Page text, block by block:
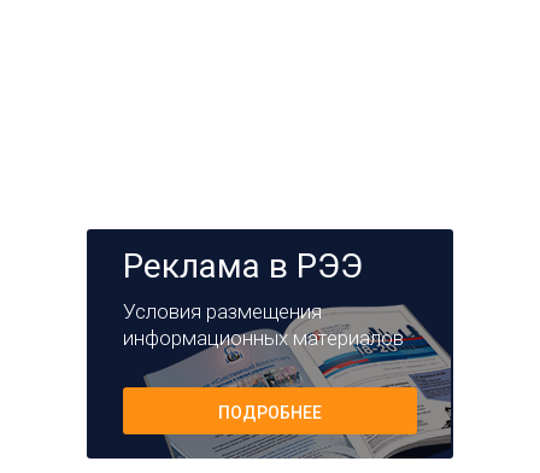
Реклама в РЭЭ
Условия размещения
информационных материалов
ПОДРОБНЕЕ